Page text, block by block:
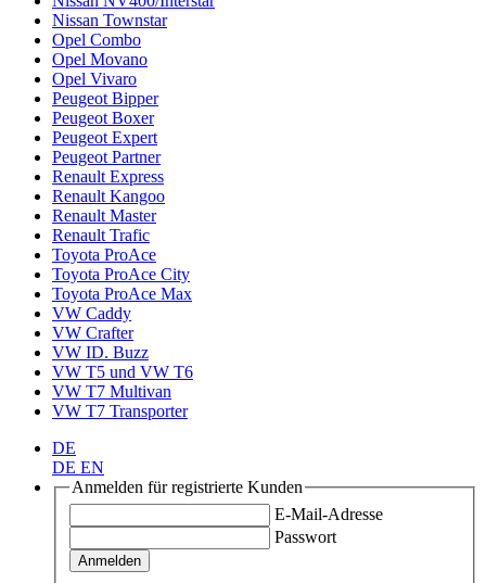
Nissan Townstar
Opel Combo
Opel Movano
Opel Vivaro
Peugeot Bipper
Peugeot Boxer
Peugeot Expert
Peugeot Partner
Renault Express
Renault Kangoo
Renault Master
Renault Trafic
Toyota ProAce
Toyota ProAce City
Toyota ProAce Max
VW Caddy
VW Crafter
VW ID. Buzz
VW T5 und VW T6
VW T7 Multivan
VW T7 Transporter
DE
DE EN
Anmelden für registrierte Kunden
E-Mail-Adresse
Passwort
Anmelden